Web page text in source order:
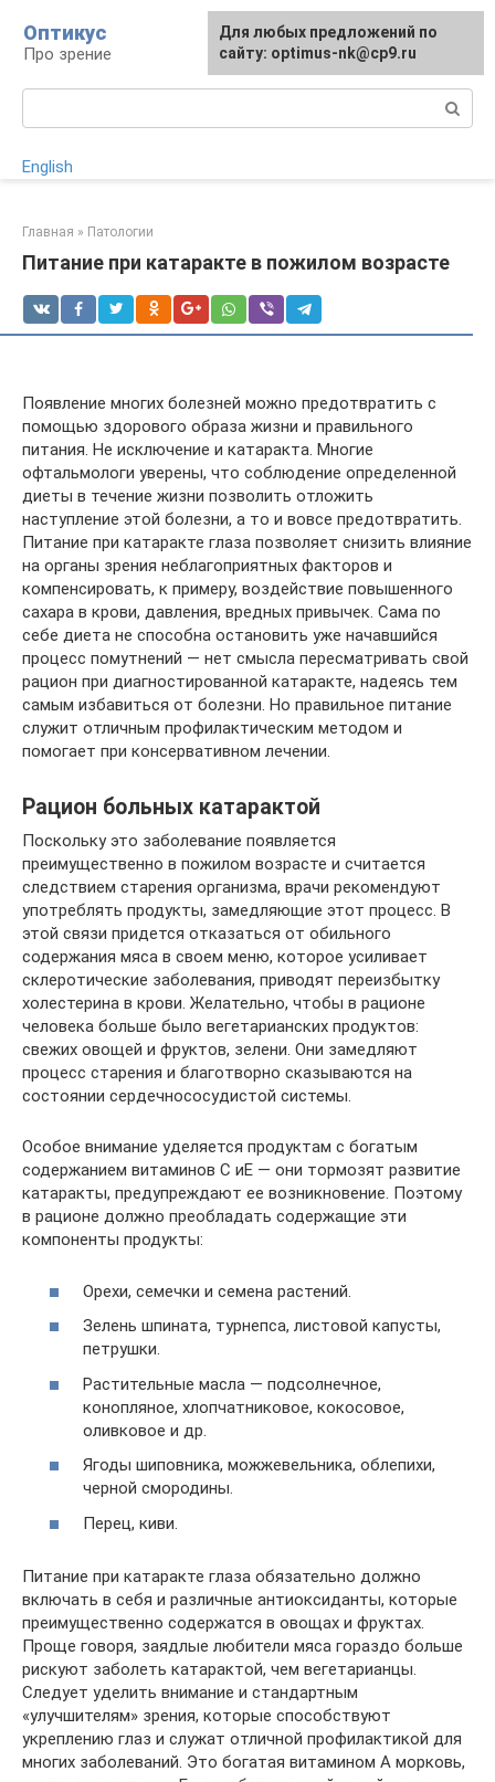
контенту
Оптикус
Про зрение
English
Главная » Патологии
Питание при катаракте в пожилом возрасте
Появление многих болезней можно предотвратить с
помощью здорового образа жизни и правильного
питания. Не исключение и катаракта. Многие
офтальмологи уверены, что соблюдение определенной
диеты в течение жизни позволить отложить
наступление этой болезни, а то и вовсе предотвратить.
Питание при катаракте глаза позволяет снизить влияние
на органы зрения неблагоприятных факторов и
компенсировать, к примеру, воздействие повышенного
сахара в крови, давления, вредных привычек. Сама по
себе диета не способна остановить уже начавшийся
процесс помутнений — нет смысла пересматривать свой
рацион при диагностированной катаракте, надеясь тем
самым избавиться от болезни. Но правильное питание
служит отличным профилактическим методом и
помогает при консервативном лечении.
Рацион больных катарактой
Поскольку это заболевание появляется
преимущественно в пожилом возрасте и считается
следствием старения организма, врачи рекомендуют
употреблять продукты, замедляющие этот процесс. В
этой связи придется отказаться от обильного
содержания мяса в своем меню, которое усиливает
склеротические заболевания, приводят переизбытку
холестерина в крови. Желательно, чтобы в рационе
человека больше было вегетарианских продуктов:
свежих овощей и фруктов, зелени. Они замедляют
процесс старения и благотворно сказываются на
состоянии сердечнососудистой системы.
Особое внимание уделяется продуктам с богатым
содержанием витаминов C иE — они тормозят развитие
катаракты, предупреждают ее возникновение. Поэтому
в рационе должно преобладать содержащие эти
компоненты продукты:
Орехи, семечки и семена растений.
Зелень шпината, турнепса, листовой капусты,
петрушки.
Растительные масла — подсолнечное,
конопляное, хлопчатниковое, кокосовое,
оливковое и др.
Ягоды шиповника, можжевельника, облепихи,
черной смородины.
Перец, киви.
Питание при катаракте глаза обязательно должно
включать в себя и различные антиоксиданты, которые
преимущественно содержатся в овощах и фруктах.
Проще говоря, заядлые любители мяса гораздо больше
рискуют заболеть катарактой, чем вегетарианцы.
Следует уделить внимание и стандартным
«улучшителям» зрения, которые способствуют
укреплению глаз и служат отличной профилактикой для
многих заболеваний. Это богатая витамином А морковь,
Для любых предложений по
сайту: optimus-nk@cp9.ru